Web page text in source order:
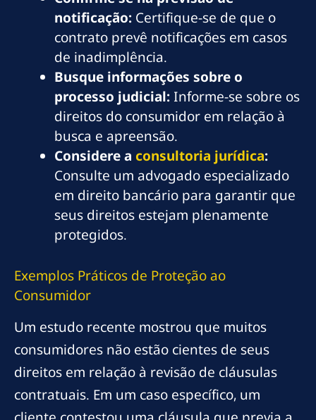
notificação: Certifique-se de que o
contrato prevê notificações em casos
de inadimplência.
Busque informações sobre o
processo judicial: Informe-se sobre os
direitos do consumidor em relação à
busca e apreensão.
Considere a consultoria jurídica:
Consulte um advogado especializado
em direito bancário para garantir que
seus direitos estejam plenamente
protegidos.
Exemplos Práticos de Proteção ao
Consumidor
Um estudo recente mostrou que muitos
consumidores não estão cientes de seus
direitos em relação à revisão de cláusulas
contratuais. Em um caso específico, um